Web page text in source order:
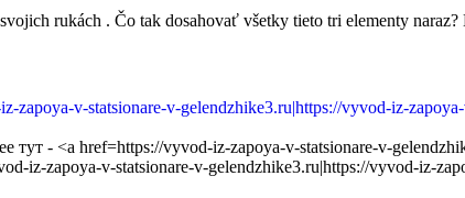
rukách . Čo tak dosahovať všetky tieto tri elementy
- <a href=https://vyvod-iz-zapoya-v-statsionare-v-
iz-zapoya-v-statsionare-v-gelendzhike3.ru|https://vyvod-iz-